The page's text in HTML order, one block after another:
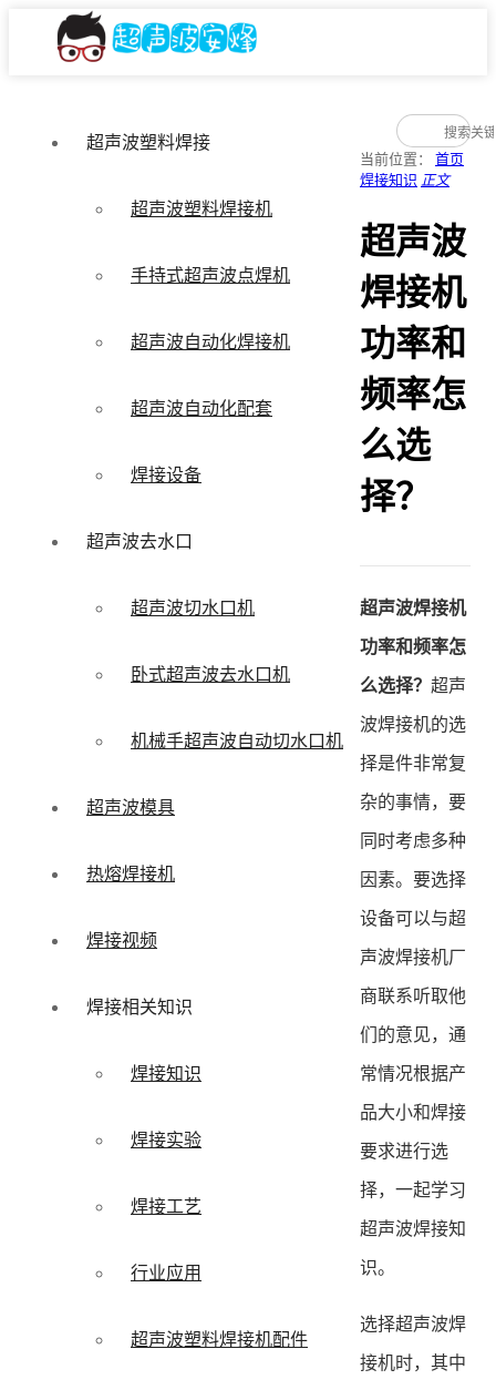
超声波塑料焊接
超声波塑料焊接机
手持式超声波点焊机
超声波自动化焊接机
超声波自动化配套
焊接设备
超声波去水口
超声波切水口机
卧式超声波去水口机
机械手超声波自动切水口机
超声波模具
热熔焊接机
焊接视频
焊接相关知识
焊接知识
焊接实验
焊接工艺
行业应用
超声波塑料焊接机配件
当前位置： 首页
焊接知识 正文
超声波
焊接机
功率和
频率怎
么选
择？
超声波焊接机
功率和频率怎
么选择？ 超声
波焊接机的选
择是件非常复
杂的事情，要
同时考虑多种
因素。要选择
设备可以与超
声波焊接机厂
商联系听取他
们的意见，通
常情况根据产
品大小和焊接
要求进行选
择，一起学习
超声波焊接知
识。
选择超声波焊
接机时，其中